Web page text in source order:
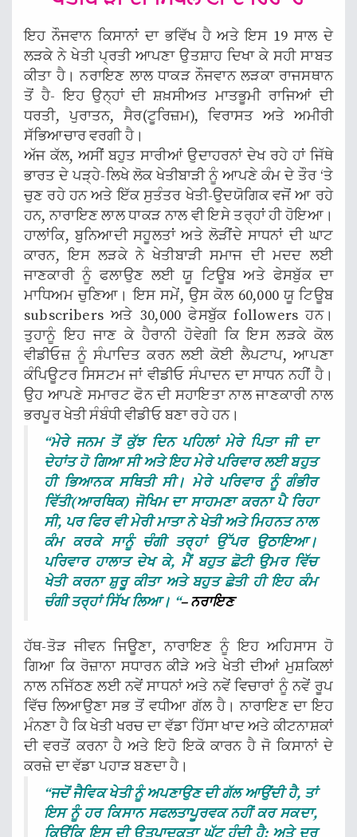
ਇਹ ਨੌਜਵਾਨ ਕਿਸਾਨਾਂ ਦਾ ਭਵਿੱਖ ਹੈ ਅਤੇ ਇਸ 19 ਸਾਲ ਦੇ
ਲੜਕੇ ਨੇ ਖੇਤੀ ਪ੍ਰਤੀ ਆਪਣਾ ਉਤਸ਼ਾਹ ਦਿਖਾ ਕੇ ਸਹੀ ਸਾਬਤ
ਕੀਤਾ ਹੈ। ਨਰਾਇਣ ਲਾਲ ਧਾਕੜ ਨੌਜਵਾਨ ਲੜਕਾ ਰਾਜਸਥਾਨ
ਤੋਂ ਹੈ- ਇਹ ਉਨ੍ਹਾਂ ਦੀ ਸ਼ਖ਼ਸੀਅਤ ਮਾਤਭੂਮੀ ਰਾਜਿਆਂ ਦੀ
ਧਰਤੀ, ਪੁਰਾਤਨ, ਸੈਰ(ਟੂਰਿਜ਼ਮ), ਵਿਰਾਸਤ ਅਤੇ ਅਮੀਰੀ
ਸੱਭਿਆਚਾਰ ਵਰਗੀ ਹੈ।
ਅੱਜ ਕੱਲ, ਅਸੀਂ ਬਹੁਤ ਸਾਰੀਆਂ ਉਦਾਹਰਨਾਂ ਦੇਖ ਰਹੇ ਹਾਂ ਜਿੱਥੇ
ਭਾਰਤ ਦੇ ਪੜ੍ਹੇ-ਲਿਖੇ ਲੋਕ ਖੇਤੀਬਾੜੀ ਨੂੰ ਆਪਣੇ ਕੰਮ ਦੇ ਤੌਰ ‘ਤੇ
ਚੁਣ ਰਹੇ ਹਨ ਅਤੇ ਇੱਕ ਸੁਤੰਤਰ ਖੇਤੀ-ਉਦਯੋਗਿਕ ਵਜੋਂ ਆ ਰਹੇ
ਹਨ, ਨਾਰਾਇਣ ਲਾਲ ਧਾਕੜ ਨਾਲ ਵੀ ਇਸੇ ਤਰ੍ਹਾਂ ਹੀ ਹੋਇਆ।
ਹਾਲਾਂਕਿ, ਬੁਨਿਆਦੀ ਸਹੂਲਤਾਂ ਅਤੇ ਲੋੜੀਂਦੇ ਸਾਧਨਾਂ ਦੀ ਘਾਟ
ਕਾਰਨ, ਇਸ ਲੜਕੇ ਨੇ ਖੇਤੀਬਾੜੀ ਸਮਾਜ ਦੀ ਮਦਦ ਲਈ
ਜਾਣਕਾਰੀ ਨੂੰ ਫਲਾਉਣ ਲਈ ਯੂ ਟਿਊਬ ਅਤੇ ਫੇਸਬੁੱਕ ਦਾ
ਮਾਧਿਅਮ ਚੁਣਿਆ। ਇਸ ਸਮੇਂ, ਉਸ ਕੋਲ 60,000 ਯੂ ਟਿਊਬ
subscribers ਅਤੇ 30,000 ਫੇਸਬੁੱਕ followers ਹਨ।
ਤੁਹਾਨੂੰ ਇਹ ਜਾਣ ਕੇ ਹੈਰਾਨੀ ਹੋਵੇਗੀ ਕਿ ਇਸ ਲੜਕੇ ਕੋਲ
ਵੀਡੀਓਜ਼ ਨੂੰ ਸੰਪਾਦਿਤ ਕਰਨ ਲਈ ਕੋਈ ਲੈਪਟਾਪ, ਆਪਣਾ
ਕੰਪਿਊਟਰ ਸਿਸਟਮ ਜਾਂ ਵੀਡੀਓ ਸੰਪਾਦਨ ਦਾ ਸਾਧਨ ਨਹੀਂ ਹੈ।
ਉਹ ਆਪਣੇ ਸਮਾਰਟ ਫੋਨ ਦੀ ਸਹਾਇਤਾ ਨਾਲ ਜਾਣਕਾਰੀ ਨਾਲ
ਭਰਪੂਰ ਖੇਤੀ ਸੰਬੰਧੀ ਵੀਡੀਓ ਬਣਾ ਰਹੇ ਹਨ।
“ਮੇਰੇ ਜਨਮ ਤੋਂ ਕੁੱਝ ਦਿਨ ਪਹਿਲਾਂ ਮੇਰੇ ਪਿਤਾ ਜੀ ਦਾ
ਦੇਹਾਂਤ ਹੋ ਗਿਆ ਸੀ ਅਤੇ ਇਹ ਮੇਰੇ ਪਰਿਵਾਰ ਲਈ ਬਹੁਤ
ਹੀ ਭਿਆਨਕ ਸਥਿਤੀ ਸੀ। ਮੇਰੇ ਪਰਿਵਾਰ ਨੂੰ ਗੰਭੀਰ
ਵਿੱਤੀ(ਆਰਥਿਕ) ਜੋਖਿਮ ਦਾ ਸਾਹਮਣਾ ਕਰਨਾ ਪੈ ਰਿਹਾ
ਸੀ, ਪਰ ਫਿਰ ਵੀ ਮੇਰੀ ਮਾਤਾ ਨੇ ਖੇਤੀ ਅਤੇ ਮਿਹਨਤ ਨਾਲ
ਕੰਮ ਕਰਕੇ ਸਾਨੂੰ ਚੰਗੀ ਤਰ੍ਹਾਂ ਉੱਪਰ ਉਠਾਇਆ।
ਪਰਿਵਾਰ ਹਾਲਾਤ ਦੇਖ ਕੇ, ਮੈਂ ਬਹੁਤ ਛੋਟੀ ਉਮਰ ਵਿੱਚ
ਖੇਤੀ ਕਰਨਾ ਸ਼ੁਰੂ ਕੀਤਾ ਅਤੇ ਬਹੁਤ ਛੇਤੀ ਹੀ ਇਹ ਕੰਮ
ਚੰਗੀ ਤਰ੍ਹਾਂ ਸਿੱਖ ਲਿਆ। “– ਨਰਾਇਣ
ਹੱਥ-ਤੋੜ ਜੀਵਨ ਜਿਊਣਾ, ਨਾਰਾਇਣ ਨੂੰ ਇਹ ਅਹਿਸਾਸ ਹੋ
ਗਿਆ ਕਿ ਰੋਜ਼ਾਨਾ ਸਧਾਰਨ ਕੀੜੇ ਅਤੇ ਖੇਤੀ ਦੀਆਂ ਮੁਸ਼ਕਿਲਾਂ
ਨਾਲ ਨਜਿੱਠਣ ਲਈ ਨਵੇਂ ਸਾਧਨਾਂ ਅਤੇ ਨਵੇਂ ਵਿਚਾਰਾਂ ਨੂੰ ਨਵੇਂ ਰੂਪ
ਵਿੱਚ ਲਿਆਉਣਾ ਸਭ ਤੋਂ ਵਧੀਆ ਗੱਲ ਹੈ। ਨਾਰਾਇਣ ਦਾ ਇਹ
ਮੰਨਣਾ ਹੈ ਕਿ ਖੇਤੀ ਖਰਚ ਦਾ ਵੱਡਾ ਹਿੱਸਾ ਖਾਦ ਅਤੇ ਕੀਟਨਾਸ਼ਕਾਂ
ਦੀ ਵਰਤੋਂ ਕਰਨਾ ਹੈ ਅਤੇ ਇਹੋ ਇਕੋ ਕਾਰਨ ਹੈ ਜੋ ਕਿਸਾਨਾਂ ਦੇ
ਕਰਜ਼ੇ ਦਾ ਵੱਡਾ ਪਹਾੜ ਬਣਦਾ ਹੈ।
“ਜਦੋਂ ਜੈਵਿਕ ਖੇਤੀ ਨੂੰ ਅਪਣਾਉਣ ਦੀ ਗੱਲ ਆਉਂਦੀ ਹੈ, ਤਾਂ
ਇਸ ਨੂੰ ਹਰ ਕਿਸਾਨ ਸਫਲਤਾਪੂਰਵਕ ਨਹੀਂ ਕਰ ਸਕਦਾ,